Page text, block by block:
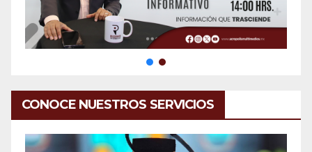
CONOCE NUESTROS SERVICIOS